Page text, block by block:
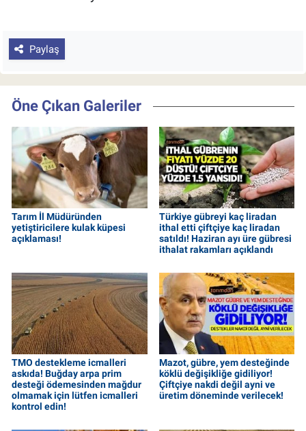
Paylaş
Öne Çıkan Galeriler
Tarım İl Müdüründen
yetiştiricilere kulak küpesi
açıklaması!
Türkiye gübreyi kaç liradan
ithal etti çiftçiye kaç liradan
satıldı! Haziran ayı üre gübresi
ithalat rakamları açıklandı
TMO destekleme icmalleri
askıda! Buğday arpa prim
desteği ödemesinden mağdur
olmamak için lütfen icmalleri
kontrol edin!
Mazot, gübre, yem desteğinde
köklü değişikliğe gidiliyor!
Çiftçiye nakdi değil ayni ve
üretim döneminde verilecek!